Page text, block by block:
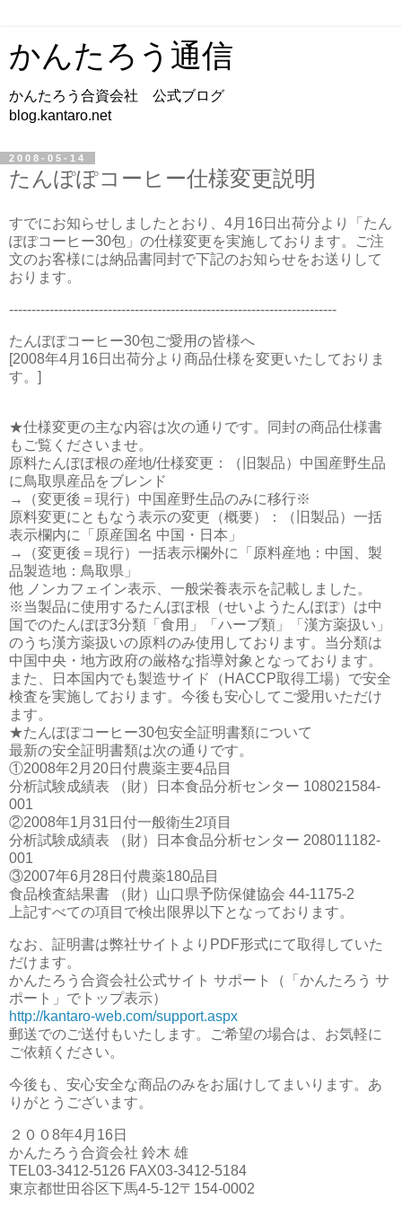
かんたろう通信
かんたろう合資会社 公式ブログ
blog.kantaro.net
2008-05-14
たんぽぽコーヒー仕様変更説明
すでにお知らせしましたとおり、4月16日出荷分より「たん
ぽぽコーヒー30包」の仕様変更を実施しております。ご注
文のお客様には納品書同封で下記のお知らせをお送りして
おります。
-------------------------------------------------------------------------
たんぽぽコーヒー30包ご愛用の皆様へ
[2008年4月16日出荷分より商品仕様を変更いたしておりま
す。]
★仕様変更の主な内容は次の通りです。同封の商品仕様書
もご覧くださいませ。
原料たんぽぽ根の産地/仕様変更：（旧製品）中国産野生品
に鳥取県産品をブレンド
→（変更後＝現行）中国産野生品のみに移行※
原料変更にともなう表示の変更（概要）：（旧製品）一括
表示欄内に「原産国名 中国・日本」
→（変更後＝現行）一括表示欄外に「原料産地：中国、製
品製造地：鳥取県」
他 ノンカフェイン表示、一般栄養表示を記載しました。
※当製品に使用するたんぽぽ根（せいようたんぽぽ）は中
国でのたんぽぽ3分類「食用」「ハーブ類」「漢方薬扱い」
のうち漢方薬扱いの原料のみ使用しております。当分類は
中国中央・地方政府の厳格な指導対象となっております。
また、日本国内でも製造サイド（HACCP取得工場）で安全
検査を実施しております。今後も安心してご愛用いただけ
ます。
★たんぽぽコーヒー30包安全証明書類について
最新の安全証明書類は次の通りです。
①2008年2月20日付農薬主要4品目
分析試験成績表 （財）日本食品分析センター 108021584-
001
②2008年1月31日付一般衛生2項目
分析試験成績表 （財）日本食品分析センター 208011182-
001
③2007年6月28日付農薬180品目
食品検査結果書 （財）山口県予防保健協会 44-1175-2
上記すべての項目で検出限界以下となっております。
なお、証明書は弊社サイトよりPDF形式にて取得していた
だけます。
かんたろう合資会社公式サイト サポート（「かんたろう サ
ポート」でトップ表示）
http://kantaro-web.com/support.aspx
郵送でのご送付もいたします。ご希望の場合は、お気軽に
ご依頼ください。
今後も、安心安全な商品のみをお届けしてまいります。あ
りがとうございます。
２００8年4月16日
かんたろう合資会社 鈴木 雄
TEL03-3412-5126 FAX03-3412-5184
東京都世田谷区下馬4-5-12〒154-0002